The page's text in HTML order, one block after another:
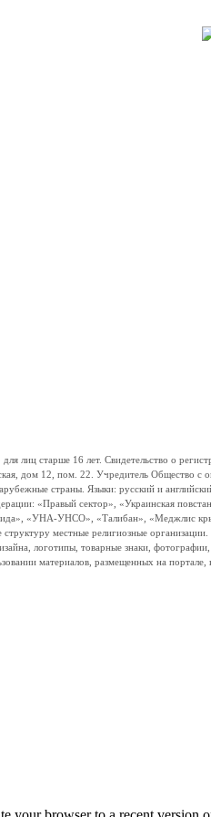
старше 16 лет. Свидетельство о
дом 12, пом. 22. Учредитель
страны. Языки: русский и
«Правый сектор», «Украинская
«УНА-УНСО», «Талибан», «Меджлис
местные религиозные организации.
логотипы, товарные знаки,
материалов, размещенных на